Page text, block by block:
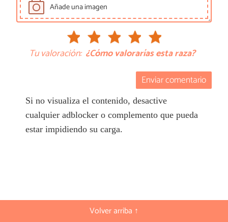
Añade una imagen
Tu valoración: ¿Cómo valorarías esta raza?
Enviar comentario
Si no visualiza el contenido, desactive
cualquier adblocker o complemento que pueda
estar impidiendo su carga.
Volver arriba ↑